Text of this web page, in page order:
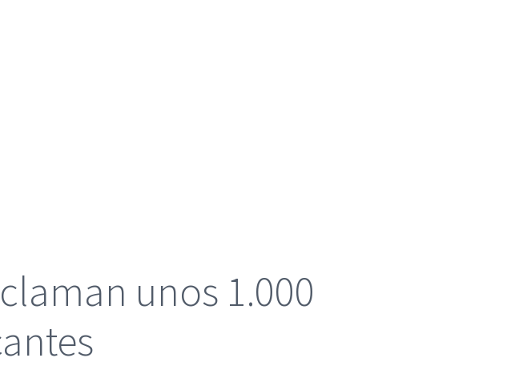
unos 1.000